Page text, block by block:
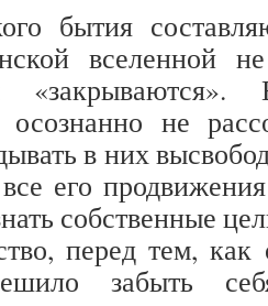
бытия
вселенной
не
в них
его
собственные
перед тем, как
забыть